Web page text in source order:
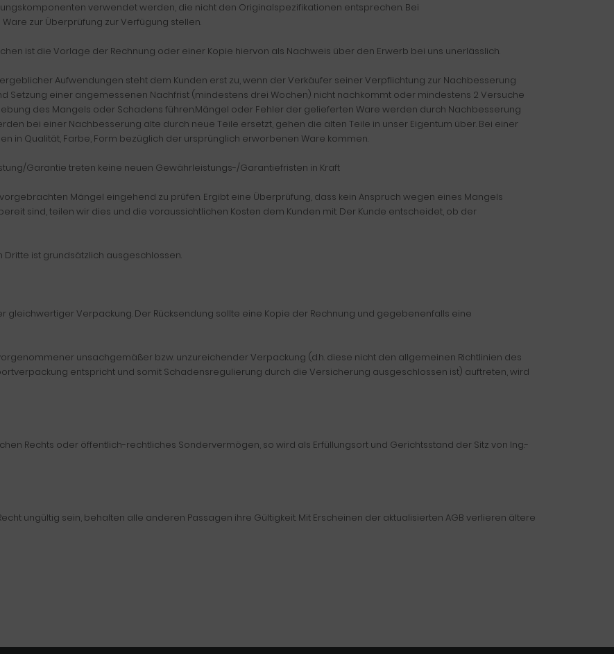
verwendet werden, die nicht den Originalspezifikationen entsprechen. Bei
zur Überprüfung zur Verfügung stellen.
ist die Vorlage der Rechnung oder einer Kopie hiervon als Nachweis über den Erwerb bei uns unerlässlich.
Aufwendungen steht dem Kunden erst zu, wenn der Verkäufer seiner Verpflichtung zur Nachbesserung
Setzung einer angemessenen Nachfrist (mindestens drei Wochen) nicht nachkommt oder mindestens 2 Versuche
des Mangels oder Schadens führen.Mängel oder Fehler der gelieferten Ware werden durch Nachbesserung
bei einer Nachbesserung alte durch neue Teile ersetzt, gehen die alten Teile in unser Eigentum über. Bei einer
in Qualität, Farbe, Form bezüglich der ursprünglich erworbenen Ware kommen.
Garantie treten keine neuen Gewährleistungs-/Garantiefristen in Kraft
Mängel eingehend zu prüfen. Ergibt eine Überprüfung, dass kein Anspruch wegen eines Mangels
sind, teilen wir dies und die voraussichtlichen Kosten dem Kunden mit. Der Kunde entscheidet, ob der
ist grundsätzlich ausgeschlossen.
gleichwertiger Verpackung. Der Rücksendung sollte eine Kopie der Rechnung und gegebenenfalls eine
unsachgemäßer bzw. unzureichender Verpackung (d.h. diese nicht den allgemeinen Richtlinien des
entspricht und somit Schadensregulierung durch die Versicherung ausgeschlossen ist) auftreten, wird
Rechts oder öffentlich-rechtliches Sondervermögen, so wird als Erfüllungsort und Gerichtsstand der Sitz von Ing.-
ungültig sein, behalten alle anderen Passagen ihre Gültigkeit. Mit Erscheinen der aktualisierten AGB verlieren ältere